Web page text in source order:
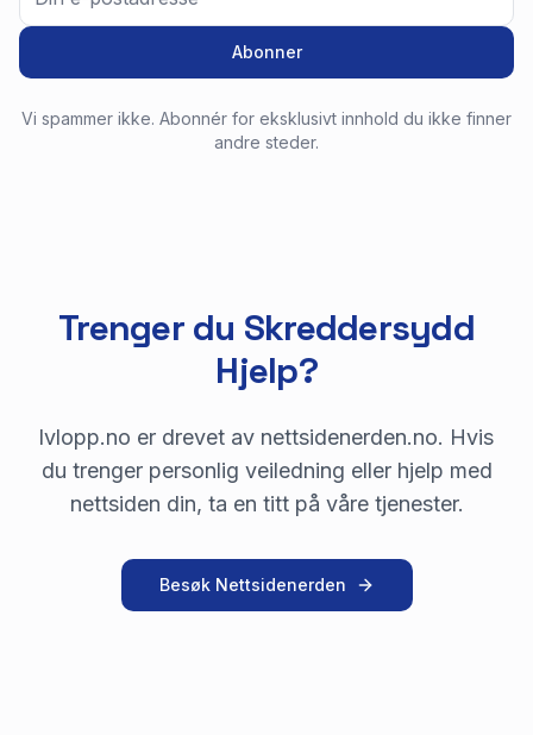
Abonner
Vi spammer ikke. Abonnér for eksklusivt innhold du ikke finner
andre steder.
Trenger du Skreddersydd
Hjelp?
lvlopp.no er drevet av nettsidenerden.no. Hvis
du trenger personlig veiledning eller hjelp med
nettsiden din, ta en titt på våre tjenester.
Besøk Nettsidenerden